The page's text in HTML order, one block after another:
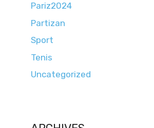
Pariz2024
Partizan
Sport
Tenis
Uncategorized